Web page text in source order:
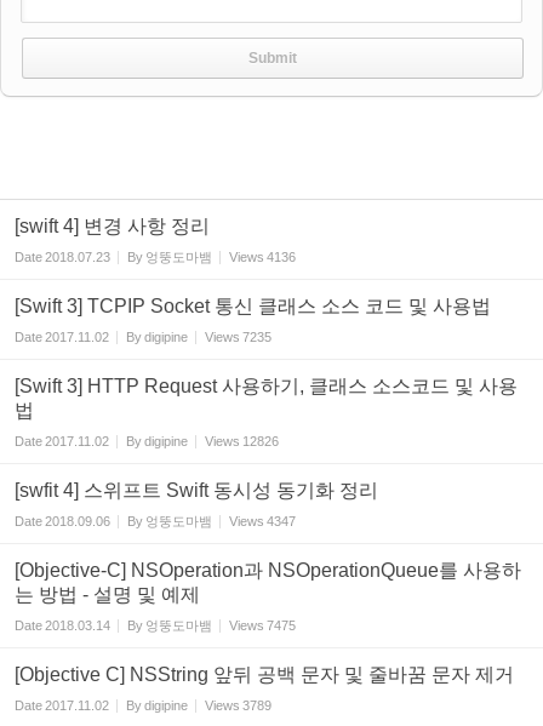
[swift 4] 변경 사항 정리
Date2018.07.23 By 엉뚱도마뱀 Views 4136
[Swift 3] TCPIP Socket 통신 클래스 소스 코드 및 사용법
Date2017.11.02 Bydigipine Views 7235
[Swift 3] HTTP Request 사용하기, 클래스 소스코드 및 사용
법
Date2017.11.02 Bydigipine Views 12826
[swfit 4] 스위프트 Swift 동시성 동기화 정리
Date2018.09.06 By 엉뚱도마뱀 Views 4347
[Objective-C] NSOperation과 NSOperationQueue를 사용하
는 방법 - 설명 및 예제
Date2018.03.14 By 엉뚱도마뱀 Views 7475
[Objective C] NSString 앞뒤 공백 문자 및 줄바꿈 문자 제거
Date2017.11.02 Bydigipine Views 3789